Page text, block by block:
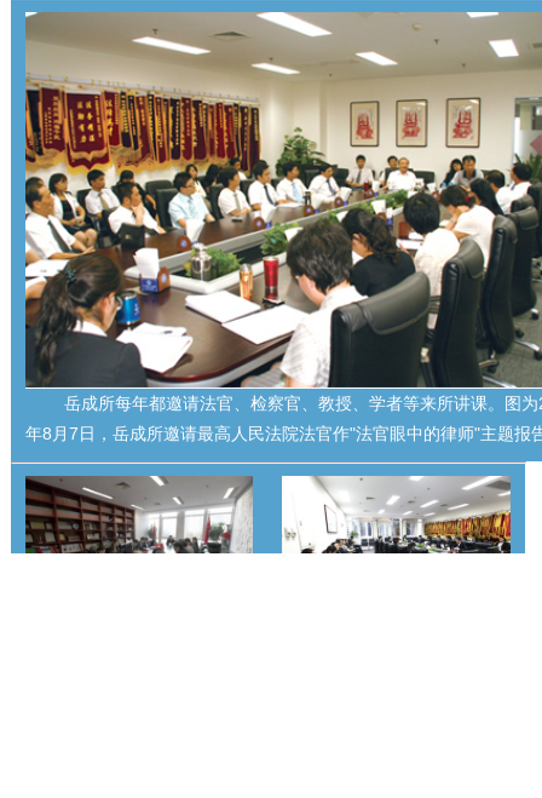
岳成所每年都邀请法官、检察官、教授、学者等来所讲课。图为
年8月7日，岳成所邀请最高人民法院法官作"法官眼中的律师"主题报